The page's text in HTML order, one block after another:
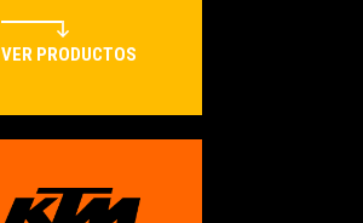
VER PRODUCTOS